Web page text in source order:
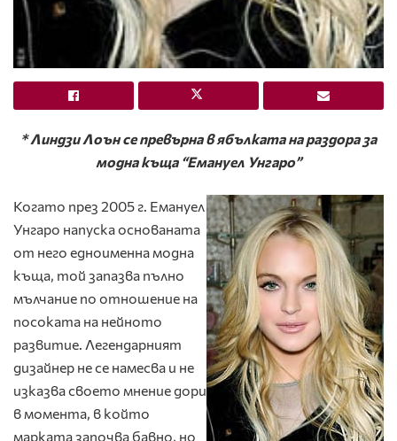
* Линдзи Лоън се превърна в ябълката на раздора за
модна къща “Емануел Унгаро”
Когато през 2005 г. Емануел
Унгаро напуска основаната
от него едноименна модна
къща, той запазва пълно
мълчание по отношение на
посоката на нейното
развитие. Легендарният
дизайнер не се намесва и не
изказва своето мнение дори
в момента, в който
марката започва бавно, но